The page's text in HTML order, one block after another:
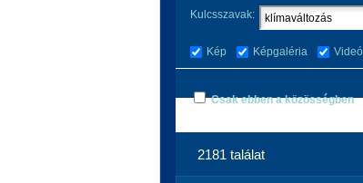
Kulcsszavak:
Kép Képgaléria Videó
Csak ebben a közösségben
2181 találat